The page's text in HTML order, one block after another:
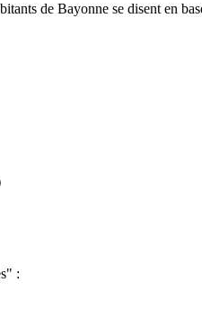
de Bayonne se disent en
: